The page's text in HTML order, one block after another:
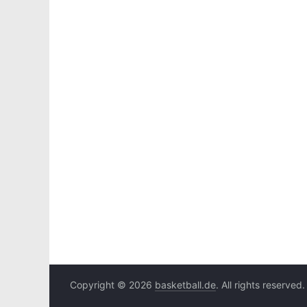
Copyright © 2026 basketball.de. All rights reserved.